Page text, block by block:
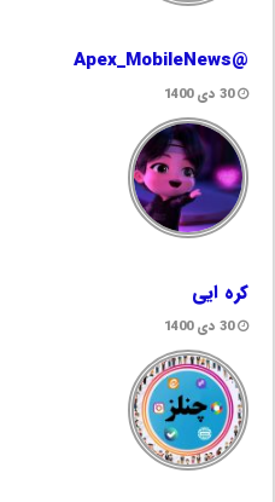
@Apex_MobileNews
30 دی 1400
کره ایی
30 دی 1400